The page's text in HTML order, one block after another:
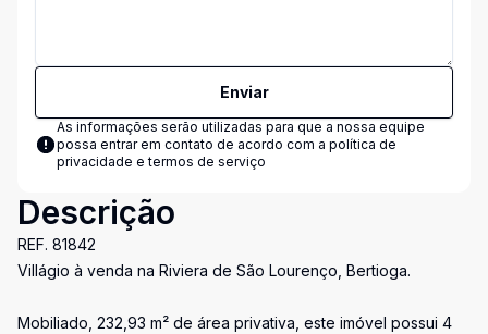
Enviar
As informações serão utilizadas para que a nossa equipe
possa entrar em contato de acordo com a política de
privacidade e termos de serviço
Descrição
REF. 81842
Villágio à venda na Riviera de São Lourenço, Bertioga.
Mobiliado, 232,93 m² de área privativa, este imóvel possui 4